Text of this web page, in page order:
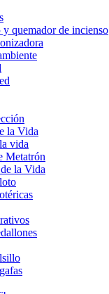
y quemador de incienso
la Vida
vida
Metatrón
la Vida